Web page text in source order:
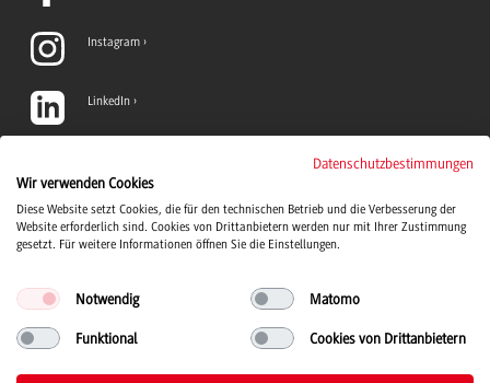
Instagram
LinkedIn
YouTube
Datenschutzbestimmungen
Wir verwenden Cookies
Diese Website setzt Cookies, die für den technischen Betrieb und die Verbesserung der
Website erforderlich sind. Cookies von Drittanbietern werden nur mit Ihrer Zustimmung
gesetzt. Für weitere Informationen öffnen Sie die Einstellungen.
Notwendig Matomo
Funktional Cookies von Drittanbietern